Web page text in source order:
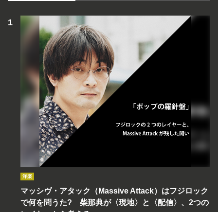
洋楽
マッシヴ・アタック（Massive Attack）はフジロック
で何を問うた? 柴那典が〈現地〉と〈配信〉、2つの